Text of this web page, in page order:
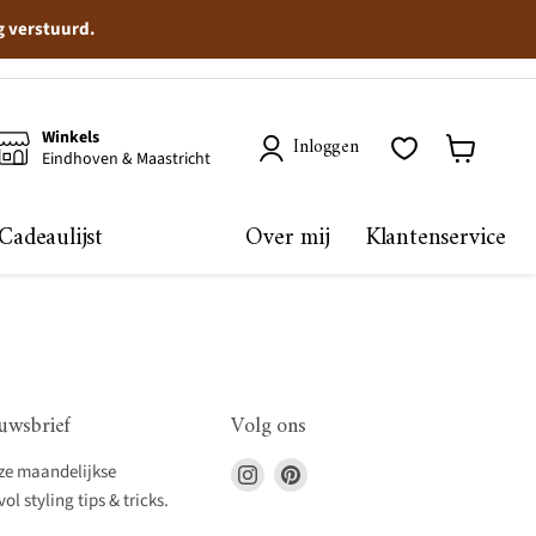
verstuurd.
Winkels
Eindhoven & Maastricht
Inloggen
Cadeaulijst Over mij Klantenservice
maandelijkse
styling tips & tricks.
Volg ons
Vind
ons
Vind